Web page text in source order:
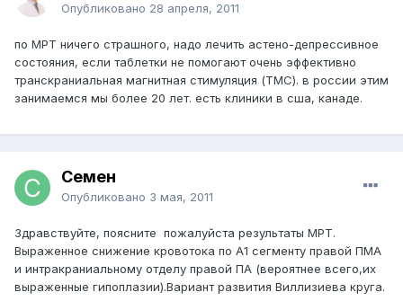
Опубликовано 28 апреля, 2011
по МРТ ничего страшного, надо лечить астено-депрессивное
состояния, если таблетки не помогают очень эффективно
транскраниальная магнитная стимуляция (ТМС). в россии этим
занимаемся мы более 20 лет. есть клиники в сша, канаде.
Семен
Опубликовано 3 мая, 2011
Здравствуйте, поясните пожалуйста результаты МРТ.
Выраженное снижение кровотока по А1 сегменту правой ПМА
и интракраниальному отделу правой ПА (вероятнее всего,их
выраженные гипоплазии).Вариант развития Виллизиева круга.